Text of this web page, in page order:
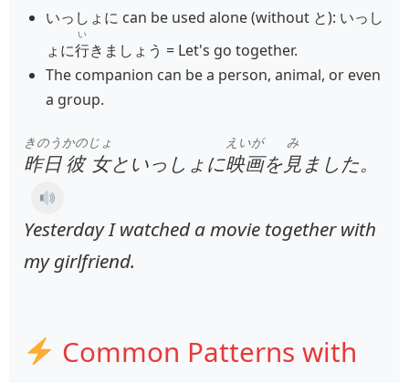
いっしょに can be used alone (without と): いっし
ょに行
い
きましょう = Let's go together.
The companion can be a person, animal, or even
a group.
昨日
きのう
彼女
かのじょ
といっしょに映画
えいが
を見
み
ました。
Yesterday I watched a movie together with
my girlfriend.
Common Patterns with